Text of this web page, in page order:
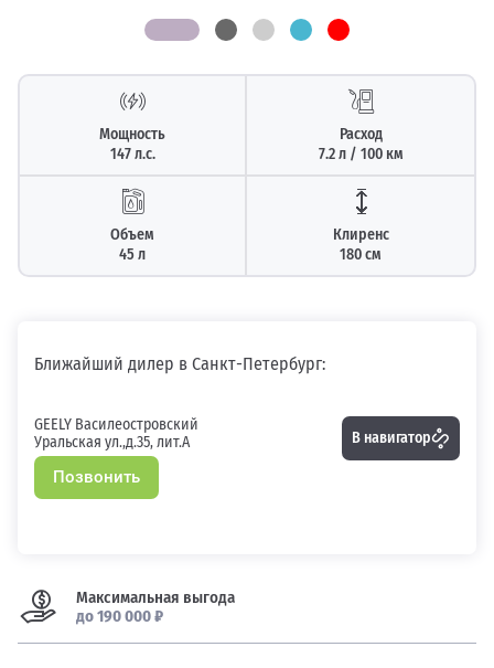
Мощность
147 л.с.
Расход
7.2 л / 100 км
Объем
45 л
Клиренс
180 см
Ближайший дилер в Санкт-Петербург:
GEELY Василеостровский
Уральская ул.,д.35, лит.А
Позвонить
В навигатор
Максимальная выгода
до 190 000 ₽